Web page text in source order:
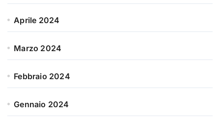
Aprile 2024
Marzo 2024
Febbraio 2024
Gennaio 2024